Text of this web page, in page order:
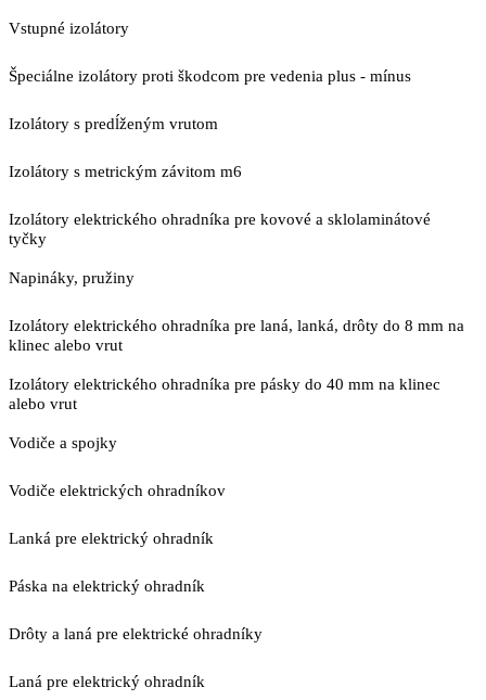
Vstupné izolátory
Špeciálne izolátory proti škodcom pre vedenia plus - mínus
Izolátory s predĺženým vrutom
Izolátory s metrickým závitom m6
Izolátory elektrického ohradníka pre kovové a sklolaminátové
tyčky
Napináky, pružiny
Izolátory elektrického ohradníka pre laná, lanká, drôty do 8 mm na
klinec alebo vrut
Izolátory elektrického ohradníka pre pásky do 40 mm na klinec
alebo vrut
Vodiče a spojky
Vodiče elektrických ohradníkov
Lanká pre elektrický ohradník
Páska na elektrický ohradník
Drôty a laná pre elektrické ohradníky
Laná pre elektrický ohradník